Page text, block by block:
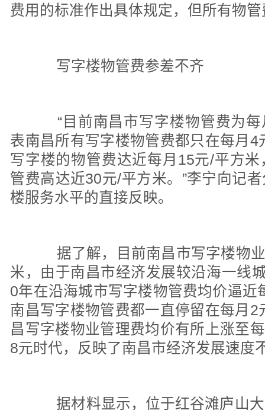
费用的标准作出具体规定，但所有物
写字楼物管费参差不齐
“目前南昌市写字楼物管费为每
表南昌所有写字楼物管费都只在每月
写字楼的物管费达近每月15元/平方
管费高达近30元/平方米。”李宁向记
楼服务水平的直接反映。
据了解，目前南昌市写字楼物业
米，由于南昌市经济发展较沿海一线
0年在沿海城市写字楼物管费均价逼近
南昌写字楼物管费都一直停留在每月
昌写字楼物业管理费均价有所上涨至
8元时代，反映了南昌市经济发展速度
据材料显示，位于红谷滩庐山大